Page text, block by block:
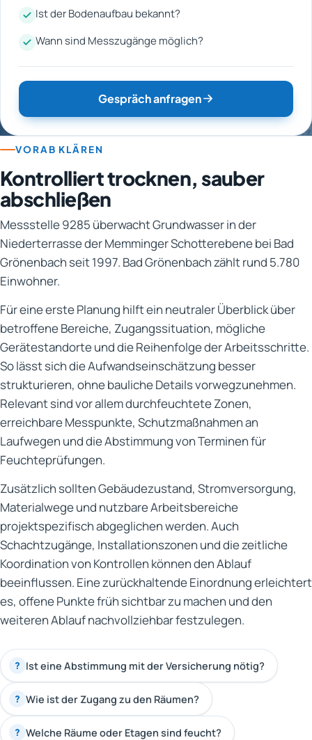
Ist der Bodenaufbau bekannt?
Wann sind Messzugänge möglich?
Gespräch anfragen
VORAB KLÄREN
Kontrolliert trocknen, sauber
abschließen
Messstelle 9285 überwacht Grundwasser in der
Niederterrasse der Memminger Schotterebene bei Bad
Grönenbach seit 1997. Bad Grönenbach zählt rund 5.780
Einwohner.
Für eine erste Planung hilft ein neutraler Überblick über
betroffene Bereiche, Zugangssituation, mögliche
Gerätestandorte und die Reihenfolge der Arbeitsschritte.
So lässt sich die Aufwandseinschätzung besser
strukturieren, ohne bauliche Details vorwegzunehmen.
Relevant sind vor allem durchfeuchtete Zonen,
erreichbare Messpunkte, Schutzmaßnahmen an
Laufwegen und die Abstimmung von Terminen für
Feuchteprüfungen.
Zusätzlich sollten Gebäudezustand, Stromversorgung,
Materialwege und nutzbare Arbeitsbereiche
projektspezifisch abgeglichen werden. Auch
Schachtzugänge, Installationszonen und die zeitliche
Koordination von Kontrollen können den Ablauf
beeinflussen. Eine zurückhaltende Einordnung erleichtert
es, offene Punkte früh sichtbar zu machen und den
weiteren Ablauf nachvollziehbar festzulegen.
? Ist eine Abstimmung mit der Versicherung nötig?
? Wie ist der Zugang zu den Räumen?
? Welche Räume oder Etagen sind feucht?